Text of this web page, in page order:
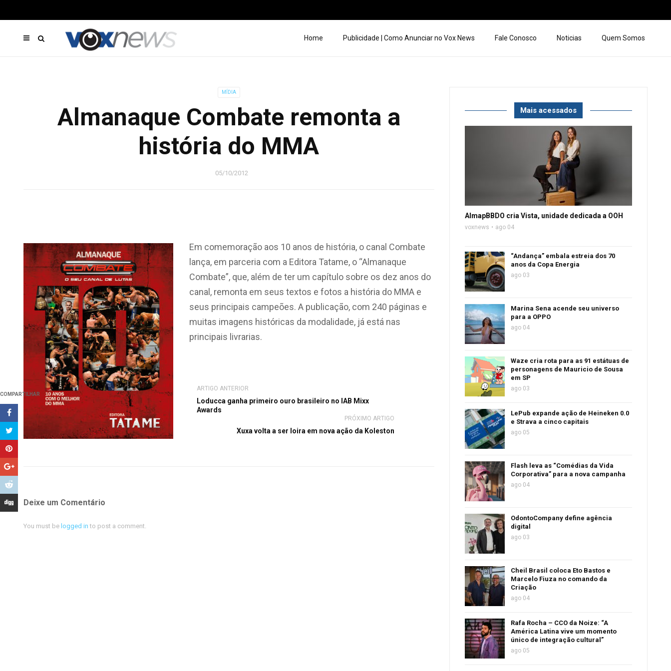
Home Publicidade | Como Anunciar no Vox News Fale Conosco Noticias Quem Somos
MÍDIA
Almanaque Combate remonta a
história do MMA
05/10/2012
COMPARTILHAR
Em comemoração aos 10 anos de história, o canal Combate
lança, em parceria com a Editora Tatame, o “Almanaque
Combate”, que, além de ter um capítulo sobre os dez anos do
canal, remonta em seus textos e fotos a história do MMA e
seus principais campeões. A publicação, com 240 páginas e
muitas imagens históricas da modalidade, já está nas
principais livrarias.
ARTIGO ANTERIOR
Loducca ganha primeiro ouro brasileiro no IAB Mixx
Awards
PRÓXIMO ARTIGO
Xuxa volta a ser loira em nova ação da Koleston
Deixe um Comentário
You must be logged in to post a comment.
Mais acessados
AlmapBBDO cria Vista, unidade dedicada a OOH
voxnews ago 04
“Andança” embala estreia dos 70
anos da Copa Energia
ago 03
Marina Sena acende seu universo
para a OPPO
ago 04
Waze cria rota para as 91 estátuas de
personagens de Mauricio de Sousa
em SP
ago 03
LePub expande ação de Heineken 0.0
e Strava a cinco capitais
ago 05
Flash leva as “Comédias da Vida
Corporativa” para a nova campanha
ago 04
OdontoCompany define agência
digital
ago 03
Cheil Brasil coloca Eto Bastos e
Marcelo Fiuza no comando da
Criação
ago 04
Rafa Rocha – CCO da Noize: “A
América Latina vive um momento
único de integração cultural”
ago 05